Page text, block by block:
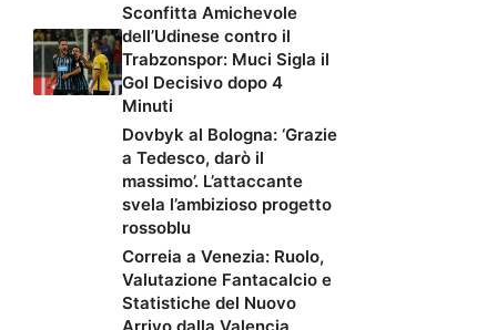
Sconfitta Amichevole
dell’Udinese contro il
Trabzonspor: Muci Sigla il
Gol Decisivo dopo 4
Minuti
Dovbyk al Bologna: ‘Grazie
a Tedesco, darò il
massimo’. L’attaccante
svela l’ambizioso progetto
rossoblu
Correia a Venezia: Ruolo,
Valutazione Fantacalcio e
Statistiche del Nuovo